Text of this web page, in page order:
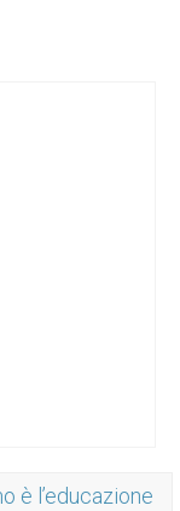
è l’educazione